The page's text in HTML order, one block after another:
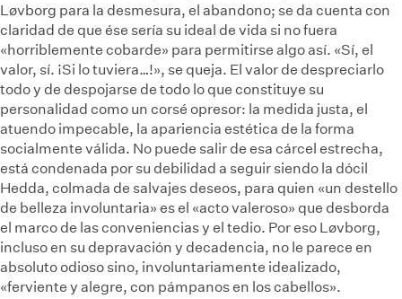
Løvborg para la desmesura, el abandono; se da cuenta con
claridad de que ése sería su ideal de vida si no fuera
«horriblemente cobarde» para permitirse algo así. «Sí, el
valor, sí. ¡Si lo tuviera…!», se queja. El valor de despreciarlo
todo y de despojarse de todo lo que constituye su
personalidad como un corsé opresor: la medida justa, el
atuendo impecable, la apariencia estética de la forma
socialmente válida. No puede salir de esa cárcel estrecha,
está condenada por su debilidad a seguir siendo la dócil
Hedda, colmada de salvajes deseos, para quien «un destello
de belleza involuntaria» es el «acto valeroso» que desborda
el marco de las conveniencias y el tedio. Por eso Løvborg,
incluso en su depravación y decadencia, no le parece en
absoluto odioso sino, involuntariamente idealizado,
«ferviente y alegre, con pámpanos en los cabellos».